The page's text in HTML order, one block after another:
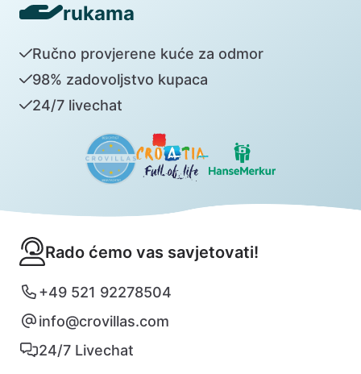
rukama
Ručno provjerene kuće za odmor
98% zadovoljstvo kupaca
24/7 livechat
Rado ćemo vas savjetovati!
+49 521 92278504
info@crovillas.com
24/7 Livechat